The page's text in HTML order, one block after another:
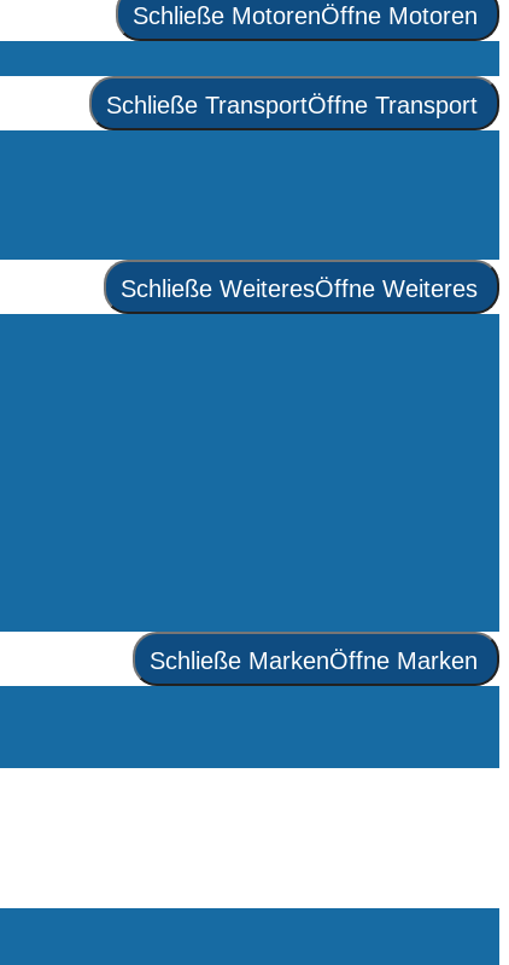
Schließe MotorenÖffne Motoren
Schließe TransportÖffne Transport
Schließe WeiteresÖffne Weiteres
Schließe MarkenÖffne Marken